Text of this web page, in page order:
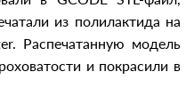
из полилактида на
Распечатанную модель
и покрасили в